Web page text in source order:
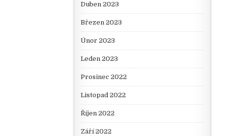
Duben 2023
Březen 2023
Únor 2023
Leden 2023
Prosinec 2022
Listopad 2022
Říjen 2022
Září 2022